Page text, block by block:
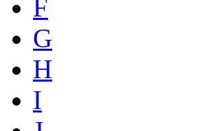
F
G
H
I